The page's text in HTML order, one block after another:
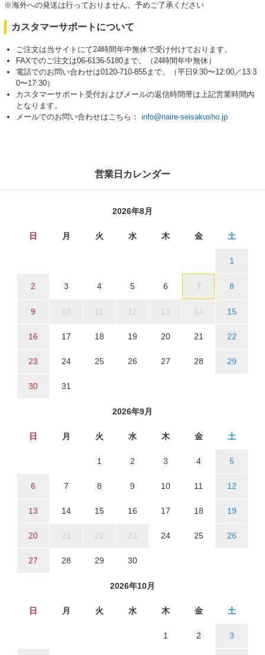
※海外への発送は行っておりません。予めご了承ください
カスタマーサポートについて
ご注文は当サイトにて24時間年中無休で受け付けております。
FAXでのご注文は06-6136-5180まで。（24時間年中無休）
電話でのお問い合わせは0120-710-855まで。（平日9:30〜12:00／13:3
0〜17:30）
カスタマーサポート受付およびメールの返信時間帯は上記営業時間内
となります。
メールでのお問い合わせはこちら： info@naire-seisakusho.jp
営業日カレンダー
2026年8月
日 月 火 水 木 金 土
1
2 3 4 5 6 7 8
9 10 11 12 13 14 15
16 17 18 19 20 21 22
23 24 25 26 27 28 29
30 31
2026年9月
日 月 火 水 木 金 土
1 2 3 4 5
6 7 8 9 10 11 12
13 14 15 16 17 18 19
20 21 22 23 24 25 26
27 28 29 30
2026年10月
日 月 火 水 木 金 土
1 2 3